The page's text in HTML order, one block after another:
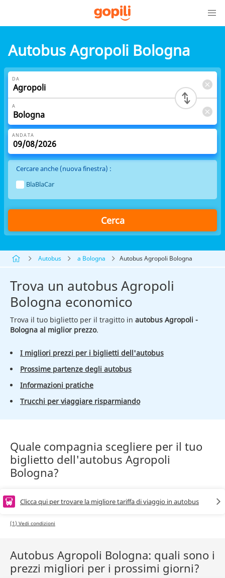
Autobus Agropoli Bologna
DA
A
ANDATA
Cercare anche (nuova finestra) :
BlaBlaCar
Cerca
Autobus a Bologna Autobus Agropoli Bologna
Trova un autobus Agropoli
Bologna economico
Trova il tuo biglietto per il tragitto in autobus Agropoli -
Bologna al miglior prezzo.
I migliori prezzi per i biglietti dell'autobus
Prossime partenze degli autobus
Informazioni pratiche
Trucchi per viaggiare risparmiando
Quale compagnia scegliere per il tuo
biglietto dell'autobus Agropoli
Bologna?
Clicca qui per trovare la migliore tariffa di viaggio in autobus
(1) Vedi condizioni
Autobus Agropoli Bologna: quali sono i
prezzi migliori per i prossimi giorni?